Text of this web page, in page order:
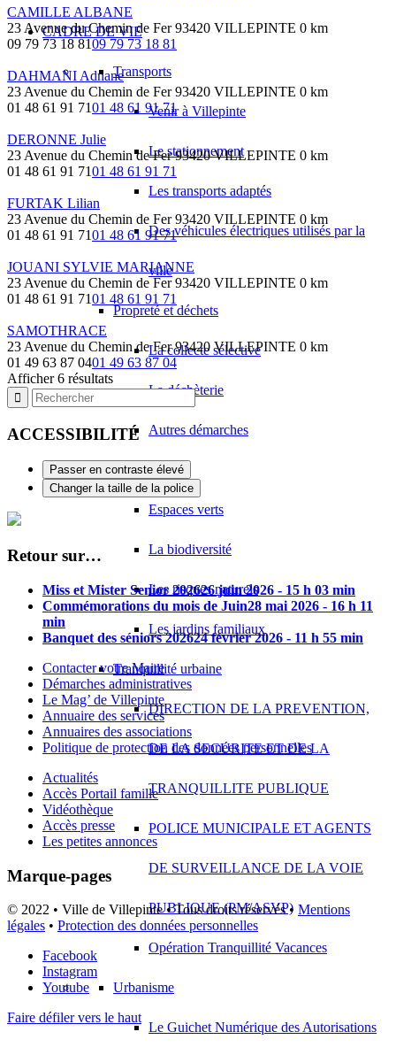
CADRE DE VIE
Transports
Venir à Villepinte
Le stationnement
Les transports adaptés
Des véhicules électriques utilisés par la
ville
Propreté et déchets
La collecte sélective
La déchèterie
Autres démarches
Espaces verts
Espaces verts
La biodiversité
Les risques naturels
Les jardins familiaux
Tranquillité urbaine
DIRECTION DE LA PREVENTION,
DE LA SECURITE ET DE LA
TRANQUILLITE PUBLIQUE
POLICE MUNICIPALE ET AGENTS
DE SURVEILLANCE DE LA VOIE
PUBLIQUE (PM/ASVP)
Opération Tranquillité Vacances
Urbanisme
Le Guichet Numérique des Autorisations
CAMILLE ALBANE
23 Avenue du Chemin de Fer 93420 VILLEPINTE 0 km
09 79 73 18 8109 79 73 18 81
DAHMANI Adnane
23 Avenue du Chemin de Fer 93420 VILLEPINTE 0 km
01 48 61 91 7101 48 61 91 71
DERONNE Julie
23 Avenue du Chemin de Fer 93420 VILLEPINTE 0 km
01 48 61 91 7101 48 61 91 71
FURTAK Lilian
23 Avenue du Chemin de Fer 93420 VILLEPINTE 0 km
01 48 61 91 7101 48 61 91 71
JOUANI SYLVIE MARIANNE
23 Avenue du Chemin de Fer 93420 VILLEPINTE 0 km
01 48 61 91 7101 48 61 91 71
SAMOTHRACE
23 Avenue du Chemin de Fer 93420 VILLEPINTE 0 km
01 49 63 87 0401 49 63 87 04
Afficher 6 résultats
ACCESSIBILITÉ
Passer en contraste élevé
Changer la taille de la police
Retour sur…
Miss et Mister Senior 202626 juin 2026 - 15 h 03 min
Commémorations du mois de Juin28 mai 2026 - 16 h 11
min
Banquet des séniors 202624 février 2026 - 11 h 55 min
Contacter votre Maire
Démarches administratives
Le Mag’ de Villepinte
Annuaire des services
Annuaires des associations
Politique de protection des données personnelles
Actualités
Accès Portail famille
Vidéothèque
Accès presse
Les petites annonces
Marque-pages
© 2022 • Ville de Villepinte • Tous droits réservés • Mentions
légales • Protection des données personnelles
Facebook
Instagram
Youtube
Faire défiler vers le haut